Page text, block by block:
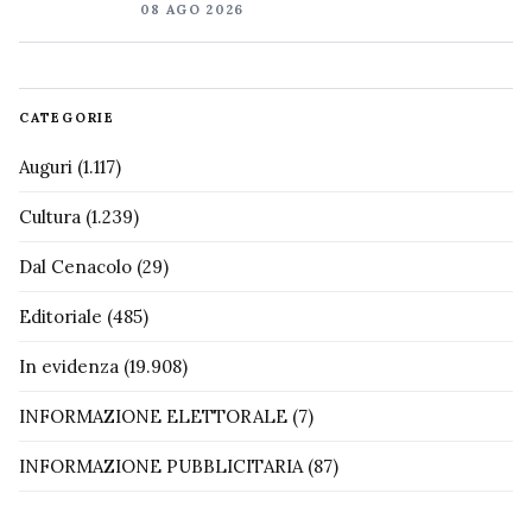
08 AGO 2026
CATEGORIE
Auguri (1.117)
Cultura (1.239)
Dal Cenacolo (29)
Editoriale (485)
In evidenza (19.908)
INFORMAZIONE ELETTORALE (7)
INFORMAZIONE PUBBLICITARIA(87)